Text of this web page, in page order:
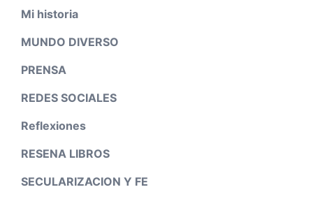
Mi historia
MUNDO DIVERSO
PRENSA
REDES SOCIALES
Reflexiones
RESENA LIBROS
SECULARIZACION Y FE